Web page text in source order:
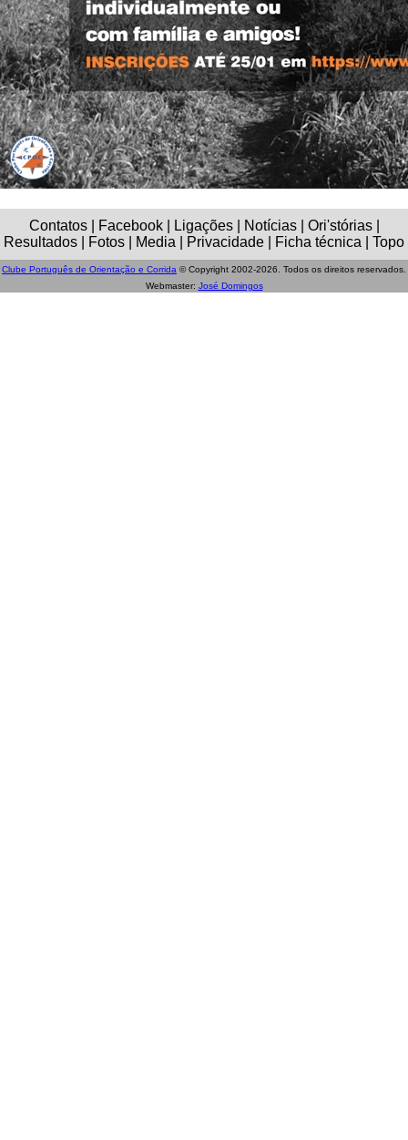
Contatos | Facebook | Ligações | Notícias | Ori'stórias |
Resultados | Fotos | Media | Privacidade | Ficha técnica | Topo
Clube Português de Orientação e Corrida © Copyright 2002-2026. Todos os direitos reservados.
Webmaster: José Domingos